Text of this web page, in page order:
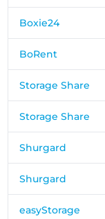
Boxie24
BoRent
Storage Share
Storage Share
Shurgard
Shurgard
easyStorage